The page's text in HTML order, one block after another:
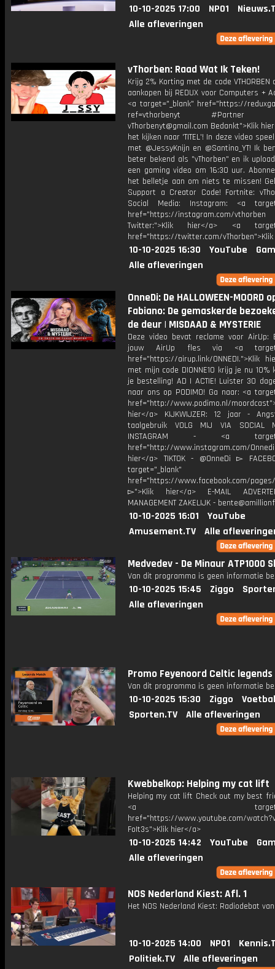
10-10-2025 17:00 NPO1
Alle afleveringen
vThorben: Raad Wat Ik Teken!
Krijg 2% Korting met de code VTHORBEN
aankopen bij REDUX voor Computers +
<a target="_blank" href="https://
ref=vthorbenyt #Partner
vThorbenyt@gmail.com Bedankt">Klik
het kijken naar 'TITEL'! In deze video
met @JessyKnijn en @Santino_YT! Ik
beter bekend als "vThorben" en ik
een gaming video om 16:30 uur.
het belletje aan om niets te missen!
Support a Creator Code! Fortnite:
Social Media: Instagram: <a
href="https://instagram.com/vthorben
Twitter:">Klik hier</a> <a
href="https://twitter.com/
10-10-2025 16:30 YouTube
Alle afleveringen
OnneDi: De HALLOWEEN-MOORD
Fabiano: De gemaskerde
de deur | MISDAAD & MYSTERIE
Deze video bevat reclame voor AirUp:
jouw AirUp fles via <a
href="https://airup.link/ONNEDI.">Klik
met mijn code DIONNE10 krijg je nu 10%
je bestelling! AD | ACTIE! Luister 30
naar ons op PODIMO! Ga naar: <a
href="http://www.podimo.nl/
hier</a> KIJKWIJZER: 12 jaar -
taalgebruik VOLG MIJ VIA SOCIAL
INSTAGRAM - <a
href="http://www.instagram.com/
hier</a> TIKTOK - @OnneDi ▻
target="_blank"
href="https://www.facebook.com/pages/
▻">Klik hier</a> E-MAIL
MANAGEMENT ZAKELIJK -
10-10-2025 16:01
YouTube
Amusement.TV
Alle
Medvedev - De Minaur ATP1000
Van dit programma is geen informatie
10-10-2025 15:45 Ziggo
Alle afleveringen
Promo Feyenoord Celtic
Van dit programma is geen informatie
10-10-2025 15:30 Ziggo
Sporten.TV
Alle afleveringen
Kwebbelkop: Helping my cat lift
Helping my cat lift Check out my best
<a
href="https://www.youtube.com/
FoIt3s">Klik hier</a>
10-10-2025 14:42 YouTube
Alle afleveringen
NOS Nederland Kiest: Afl. 1
Het NOS Nederland Kiest: Radiodebat
10-10-2025 14:00 NPO1
Politiek.TV
Alle afleveringen